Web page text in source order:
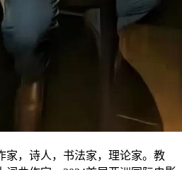
家，诗人，书法家，理论家。教